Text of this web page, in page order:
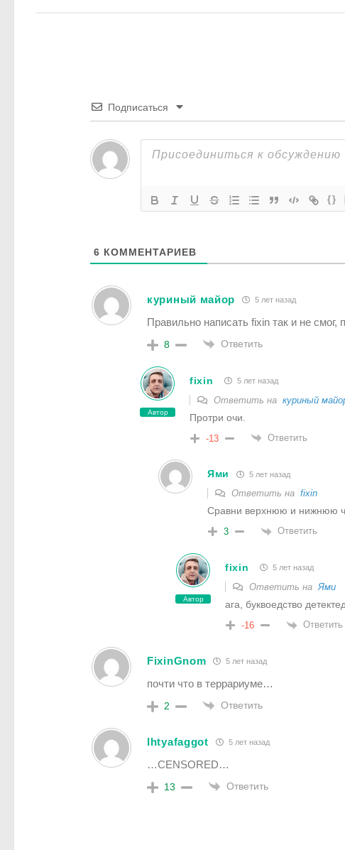
Подписаться
{}
6 КОММЕНТАРИЕВ
куриный майор 5 лет назад
Правильно написать fixin так и не смог,
8 Ответить
Автор
fixin 5 лет назад
Ответить на куриный
Протри очи.
-13 Ответить
Ями 5 лет назад
Ответить на fixin
Сравни верхнюю и нижнюю
3 Ответить
Автор
fixin 5 лет назад
Ответить на Ями
ага, буквоедство
-16 Ответить
FixinGnom 5 лет назад
почти что в террариуме…
2 Ответить
Ihtyafaggot 5 лет назад
…CENSORED…
13 Ответить